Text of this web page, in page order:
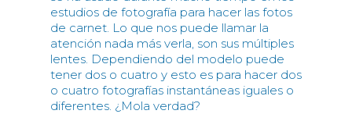
estudios de fotografía para hacer las fotos
de carnet. Lo que nos puede llamar la
atención nada más verla, son sus múltiples
lentes. Dependiendo del modelo puede
tener dos o cuatro y esto es para hacer dos
o cuatro fotografías instantáneas iguales o
diferentes. ¿Mola verdad?